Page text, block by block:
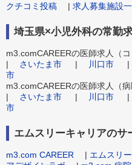
クチコミ投稿 | 求人募集施設
埼玉県×小児外科の常勤
m3.comCAREERの医師求人（
| さいたま市 | 川口市
市
m3.comCAREERの医師求人（
| さいたま市 | 川口市
市
エムスリーキャリアのサ
m3.com CAREER | エムスリ